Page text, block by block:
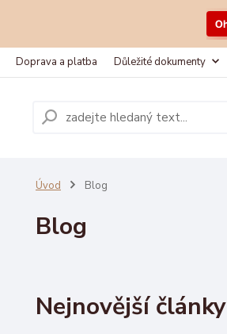
Doprava a platba Důležité dokumenty
Úvod Blog
Blog
Nejnovější články